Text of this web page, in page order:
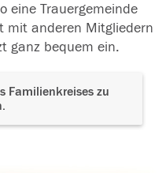
eine Trauergemeinde
mit anderen Mitgliedern
ganz bequem ein.
Familienkreises zu